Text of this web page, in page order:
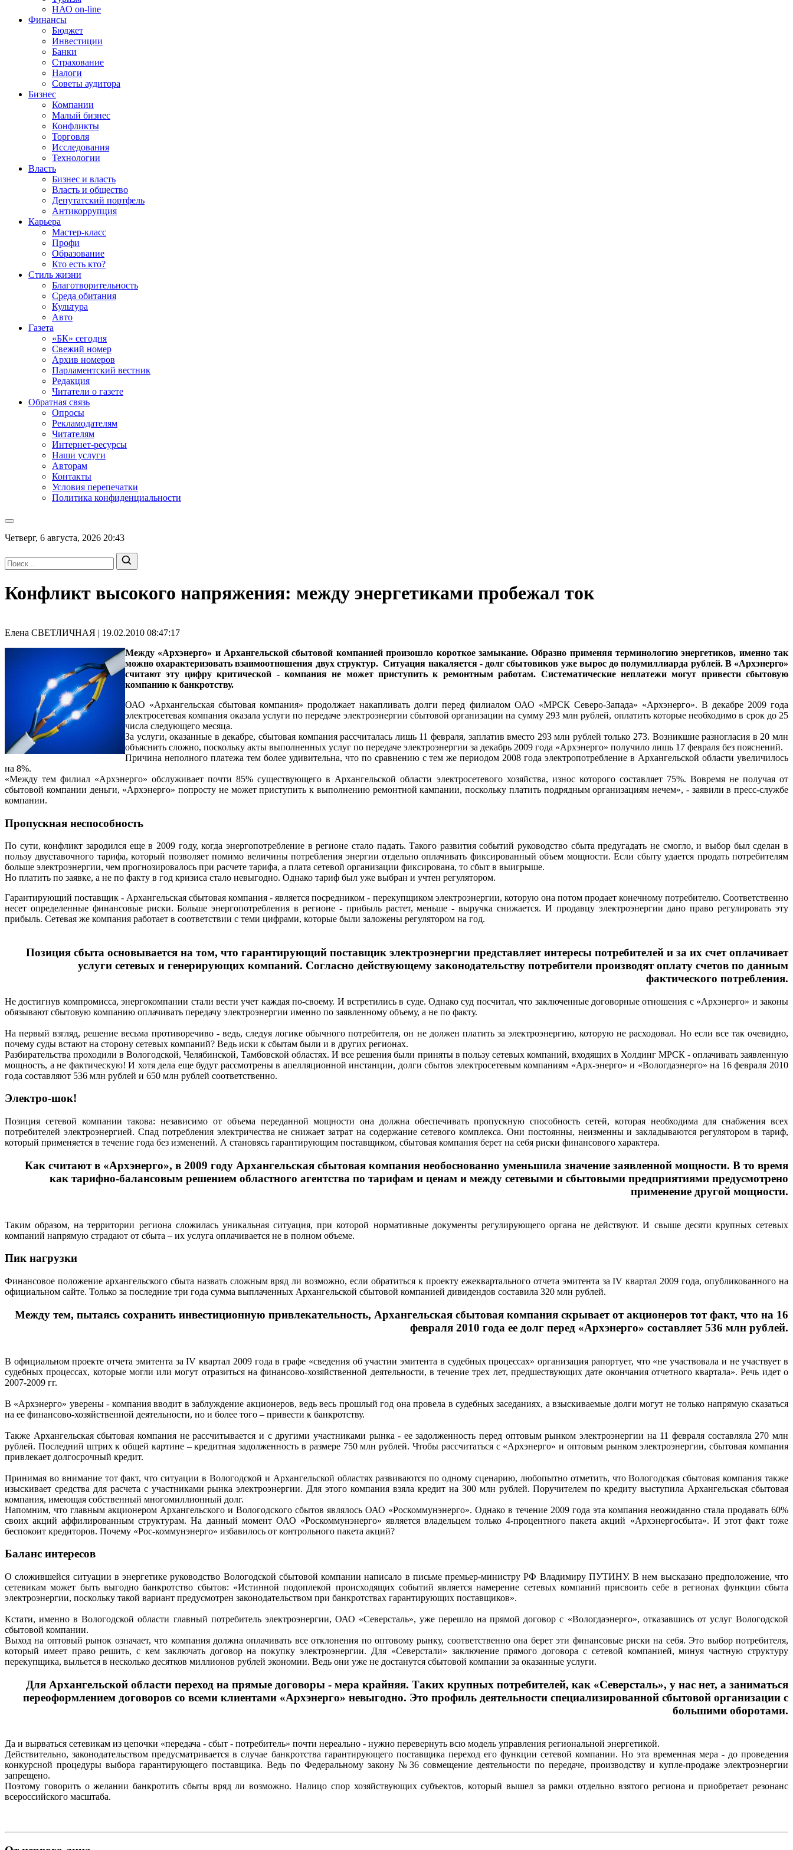
НАО on-line
Финансы
Бюджет
Инвестиции
Банки
Страхование
Налоги
Советы аудитора
Бизнес
Компании
Малый бизнес
Конфликты
Торговля
Исследования
Технологии
Власть
Бизнес и власть
Власть и общество
Депутатский портфель
Антикоррупция
Карьера
Мастер-класс
Профи
Образование
Кто есть кто?
Стиль жизни
Благотворительность
Среда обитания
Культура
Авто
Газета
«БК» сегодня
Свежий номер
Архив номеров
Парламентский вестник
Редакция
Читатели о газете
Обратная связь
Опросы
Рекламодателям
Читателям
Интернет-ресурсы
Наши услуги
Авторам
Контакты
Условия перепечатки
Политика конфиденциальности
Четверг, 6 августа, 2026 20:43
Конфликт высокого напряжения: между энергетиками пробежал ток
Елена СВЕТЛИЧНАЯ | 19.02.2010 08:47:17
Между «Архэнерго» и Архангельской сбытовой компанией произошло короткое замыкание. Образно применяя терминологию энергетиков, именно так
можно охарактеризовать взаимоотношения двух структур. Ситуация накаляется - долг сбытовиков уже вырос до полумиллиарда рублей. В «Архэнерго»
считают эту цифру критической - компания не может приступить к ремонтным работам. Систематические неплатежи могут привести сбытовую
компанию к банкротству.
ОАО «Архангельская сбытовая компания» продолжает накапливать долги перед филиалом ОАО «МРСК Северо-Запада» «Архэнерго». В декабре 2009 года
электросетевая компания оказала услуги по передаче электроэнергии сбытовой организации на сумму 293 млн рублей, оплатить которые необходимо в срок до 25
числа следующего месяца.
За услуги, оказанные в декабре, сбытовая компания рассчиталась лишь 11 февраля, заплатив вместо 293 млн рублей только 273. Возникшие разногласия в 20 млн
объяснить сложно, поскольку акты выполненных услуг по передаче электроэнергии за декабрь 2009 года «Архэнерго» получило лишь 17 февраля без пояснений.
Причина неполного платежа тем более удивительна, что по сравнению с тем же периодом 2008 года электропотребление в Архангельской области увеличилось
на 8%.
«Между тем филиал «Архэнерго» обслуживает почти 85% существующего в Архангельской области электросетевого хозяйства, износ которого составляет 75%. Вовремя не получая от
сбытовой компании деньги, «Архэнерго» попросту не может приступить к выполнению ремонтной кампании, поскольку платить подрядным организациям нечем», - заявили в пресс-службе
компании.
Пропускная неспособность
По сути, конфликт зародился еще в 2009 году, когда энергопотребление в регионе стало падать. Такого развития событий руководство сбыта предугадать не смогло, и выбор был сделан в
пользу двуставочного тарифа, который позволяет помимо величины потребления энергии отдельно оплачивать фиксированный объем мощности. Если сбыту удается продать потребителям
больше электроэнергии, чем прогнозировалось при расчете тарифа, а плата сетевой организации фиксирована, то сбыт в выигрыше.
Но платить по заявке, а не по факту в год кризиса стало невыгодно. Однако тариф был уже выбран и учтен регулятором.
Гарантирующий поставщик - Архангельская сбытовая компания - является посредником - перекупщиком электроэнергии, которую она потом продает конечному потребителю. Соответственно
несет определенные финансовые риски. Больше энергопотребления в регионе - прибыль растет, меньше - выручка снижается. И продавцу электроэнергии дано право регулировать эту
прибыль. Сетевая же компания работает в соответствии с теми цифрами, которые были заложены регулятором на год.
Позиция сбыта основывается на том, что гарантирующий поставщик электроэнергии представляет интересы потребителей и за их счет оплачивает
услуги сетевых и генерирующих компаний. Согласно действующему законодательству потребители производят оплату счетов по данным
фактического потребления.
Не достигнув компромисса, энергокомпании стали вести учет каждая по-своему. И встретились в суде. Однако суд посчитал, что заключенные договорные отношения с «Архэнерго» и законы
обязывают сбытовую компанию оплачивать передачу электроэнергии именно по заявленному объему, а не по факту.
На первый взгляд, решение весьма противоречиво - ведь, следуя логике обычного потребителя, он не должен платить за электроэнергию, которую не расходовал. Но если все так очевидно,
почему суды встают на сторону сетевых компаний? Ведь иски к сбытам были и в других регионах.
Разбирательства проходили в Вологодской, Челябинской, Тамбовской областях. И все решения были приняты в пользу сетевых компаний, входящих в Холдинг МРСК - оплачивать заявленную
мощность, а не фактическую! И хотя дела еще будут рассмотрены в апелляционной инстанции, долги сбытов электросетевым компаниям «Арх-энерго» и «Вологдаэнерго» на 16 февраля 2010
года составляют 536 млн рублей и 650 млн рублей соответственно.
Электро-шок!
Позиция сетевой компании такова: независимо от объема переданной мощности она должна обеспечивать пропускную способность сетей, которая необходима для снабжения всех
потребителей электроэнергией. Спад потребления электричества не снижает затрат на содержание сетевого комплекса. Они постоянны, неизменны и закладываются регулятором в тариф,
который применяется в течение года без изменений. А становясь гарантирующим поставщиком, сбытовая компания берет на себя риски финансового характера.
Как считают в «Архэнерго», в 2009 году Архангельская сбытовая компания необоснованно уменьшила значение заявленной мощности. В то время
как тарифно-балансовым решением областного агентства по тарифам и ценам и между сетевыми и сбытовыми предприятиями предусмотрено
применение другой мощности.
Таким образом, на территории региона сложилась уникальная ситуация, при которой нормативные документы регулирующего органа не действуют. И свыше десяти крупных сетевых
компаний напрямую страдают от сбыта – их услуга оплачивается не в полном объеме.
Пик нагрузки
Финансовое положение архангельского сбыта назвать сложным вряд ли возможно, если обратиться к проекту ежеквартального отчета эмитента за IV квартал 2009 года, опубликованного на
официальном сайте. Только за последние три года сумма выплаченных Архангельской сбытовой компанией дивидендов составила 320 млн рублей.
Между тем, пытаясь сохранить инвестиционную привлекательность, Архангельская сбытовая компания скрывает от акционеров тот факт, что на 16
февраля 2010 года ее долг перед «Архэнерго» составляет 536 млн рублей.
В официальном проекте отчета эмитента за IV квартал 2009 года в графе «сведения об участии эмитента в судебных процессах» организация рапортует, что «не участвовала и не участвует в
судебных процессах, которые могли или могут отразиться на финансово-хозяйственной деятельности, в течение трех лет, предшествующих дате окончания отчетного квартала». Речь идет о
2007-2009 гг.
В «Архэнерго» уверены - компания вводит в заблуждение акционеров, ведь весь прошлый год она провела в судебных заседаниях, а взыскиваемые долги могут не только напрямую сказаться
на ее финансово-хозяйственной деятельности, но и более того – привести к банкротству.
Также Архангельская сбытовая компания не рассчитывается и с другими участниками рынка - ее задолженность перед оптовым рынком электроэнергии на 11 февраля составляла 270 млн
рублей. Последний штрих к общей картине – кредитная задолженность в размере 750 млн рублей. Чтобы рассчитаться с «Архэнерго» и оптовым рынком электроэнергии, сбытовая компания
привлекает долгосрочный кредит.
Принимая во внимание тот факт, что ситуации в Вологодской и Архангельской областях развиваются по одному сценарию, любопытно отметить, что Вологодская сбытовая компания также
изыскивает средства для расчета с участниками рынка электроэнергии. Для этого компания взяла кредит на 300 млн рублей. Поручителем по кредиту выступила Архангельская сбытовая
компания, имеющая собственный многомиллионный долг.
Напомним, что главным акционером Архангельского и Вологодского сбытов являлось ОАО «Роскоммунэнерго». Однако в течение 2009 года эта компания неожиданно стала продавать 60%
своих акций аффилированным структурам. На данный момент ОАО «Роскоммунэнерго» является владельцем только 4-процентного пакета акций «Архэнергосбыта». И этот факт тоже
беспокоит кредиторов. Почему «Рос-коммунэнерго» избавилось от контрольного пакета акций?
Баланс интересов
О сложившейся ситуации в энергетике руководство Вологодской сбытовой компании написало в письме премьер-министру РФ Владимиру ПУТИНУ. В нем высказано предположение, что
сетевикам может быть выгодно банкротство сбытов: «Истинной подоплекой происходящих событий является намерение сетевых компаний присвоить себе в регионах функции сбыта
электроэнергии, поскольку такой вариант предусмотрен законодательством при банкротствах гарантирующих поставщиков».
Кстати, именно в Вологодской области главный потребитель электроэнергии, ОАО «Северсталь», уже перешло на прямой договор с «Вологдаэнерго», отказавшись от услуг Вологодской
сбытовой компании.
Выход на оптовый рынок означает, что компания должна оплачивать все отклонения по оптовому рынку, соответственно она берет эти финансовые риски на себя. Это выбор потребителя,
который имеет право решить, с кем заключать договор на покупку электроэнергии. Для «Северстали» заключение прямого договора с сетевой компанией, минуя частную структуру
перекупщика, выльется в несколько десятков миллионов рублей экономии. Ведь они уже не достанутся сбытовой компании за оказанные услуги.
Для Архангельской области переход на прямые договоры - мера крайняя. Таких крупных потребителей, как «Северсталь», у нас нет, а заниматься
переоформлением договоров со всеми клиентами «Архэнерго» невыгодно. Это профиль деятельности специализированной сбытовой организации с
большими оборотами.
Да и вырваться сетевикам из цепочки «передача - сбыт - потребитель» почти нереально - нужно перевернуть всю модель управления региональной энергетикой.
Действительно, законодательством предусматривается в случае банкротства гарантирующего поставщика переход его функции сетевой компании. Но эта временная мера - до проведения
конкурсной процедуры выбора гарантирующего поставщика. Ведь по Федеральному закону №36 совмещение деятельности по передаче, производству и купле-продаже электроэнергии
запрещено.
Поэтому говорить о желании банкротить сбыты вряд ли возможно. Налицо спор хозяйствующих субъектов, который вышел за рамки отдельно взятого региона и приобретает резонанс
всероссийского масштаба.